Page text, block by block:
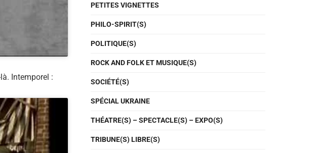
Intemporel :
PETITES VIGNETTES
PHILO-SPIRIT(S)
POLITIQUE(S)
ROCK AND FOLK ET MUSIQUE(S)
SOCIÉTÉ(S)
SPÉCIAL UKRAINE
THÉATRE(S) – SPECTACLE(S) – EXPO(S)
TRIBUNE(S) LIBRE(S)